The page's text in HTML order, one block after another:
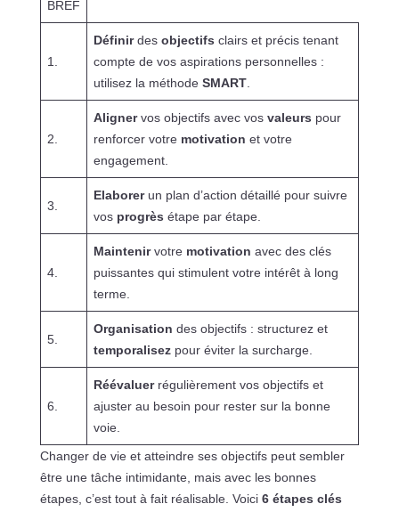
BREF
1.
Définirdes objectifs clairs et précis tenant
compte de vos aspirations personnelles :
utilisez la méthode SMART.
2.
Alignervos objectifs avec vos valeurs pour
renforcer votre motivation et votre
engagement.
3.
Elaborerun plan d’action détaillé pour suivre
vos progrès étape par étape.
4.
Maintenirvotre motivation avec des clés
puissantes qui stimulent votre intérêt à long
terme.
5.
Organisation des objectifs : structurez et
temporalisezpour éviter la surcharge.
6.
Réévaluerrégulièrement vos objectifs et
ajuster au besoin pour rester sur la bonne
voie.
Changer de vie et atteindre ses objectifs peut sembler
être une tâche intimidante, mais avec les bonnes
étapes, c’est tout à fait réalisable. Voici 6 étapes clés